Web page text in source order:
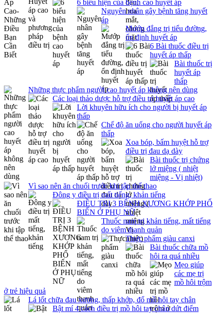
6 biểu hiện của bệnh cao huyết áp
Nguyên nhân gây bệnh tăng huyết
áp
Mướp đắng trị tiểu đường,
ổn định huyết áp
6 Bài thuốc điều trị
huyết áp thấp
Bài thuốc trị
huyết áp
thấp
Những thực phẩm người cao huyết áp không nên dùng
Các loại thảo dược hỗ trợ điều trị huyết áp cao
Lời khuyên hữu ích cho người bị huyết áp
thấp
Chế độ ăn uống cho người huyết áp
thấp
Xoa bóp, bấm huyệt hỗ trợ
điều trị đau dạ dày
Bài thuốc trị chứng
lở miệng ( nhiệt
miệng - Vị nhiệt)
Vì sao nên ăn chuối trước khi tập thể thao
Đông y điều trị mất tiếng, khản tiếng
ĐIỀU TRỊ 3 BỆNH XƯƠNG KHỚP PHỔ
BIẾN Ở PHỤ NỮ
Thuốc nam trị khản tiếng, mất tiếng
do viêm thanh quản
Thực phẩm giàu canxi
Bài thuốc chữa mồ
hôi ra quá nhiều
Mẹo giúp
các mẹ trị
mồ hôi trộm
ở trẻ hiệu quả
Lá lốt chữa đau xương, thấp khớp, đổ mồ hôi tay chân
Bật mí 4 cách điều trị mồ hôi tay chân dứt điểm